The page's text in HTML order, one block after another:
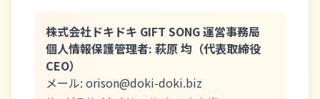
株式会社ドキドキ GIFT SONG 運営事務局
個人情報保護管理者: 萩原 均（代表取締役
CEO）
メール: orison@doki-doki.biz